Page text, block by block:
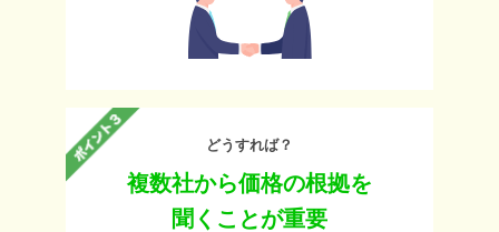
どうすれば？
複数社から価格の根拠を
聞くことが重要